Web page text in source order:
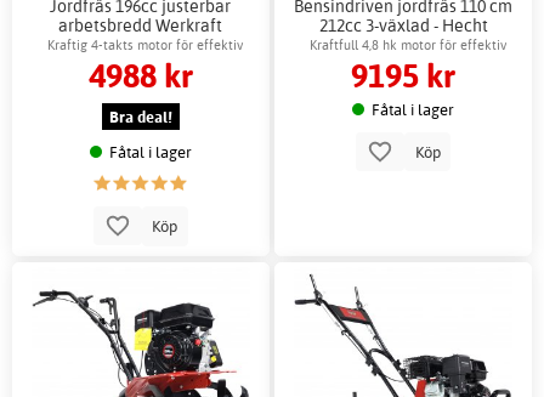
Jordfräs 196cc justerbar
arbetsbredd Werkraft
bensindriven
Kraftig 4-takts motor för effektiv
jordbearbetning
4988 kr
Bra deal!
Fåtal i lager
Köp
Bensindriven jordfräs 110 cm
212cc 3-växlad - Hecht
trädgårdsmaskin
Kraftfull 4,8 hk motor för effektiv
jordbearbetning
9195 kr
Fåtal i lager
Köp